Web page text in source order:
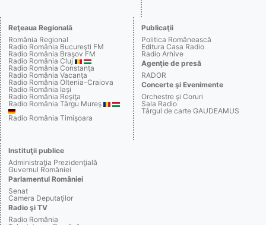
Reţeaua Regională
România Regional
Radio România Bucureşti FM
Radio România Braşov FM
Radio România Cluj
Radio România Constanţa
Radio România Vacanţa
Radio România Oltenia-Craiova
Radio România Iaşi
Radio România Reşiţa
Radio România Târgu Mureş
Radio România Timişoara
Publicaţii
Politica Românească
Editura Casa Radio
Radio Arhive
Agenţie de presă
RADOR
Concerte şi Evenimente
Orchestre şi Coruri
Sala Radio
Târgul de carte GAUDEAMUS
Instituţii publice
Administraţia Prezidenţială
Guvernul României
Parlamentul României
Senat
Camera Deputaţilor
Radio şi TV
Radio România